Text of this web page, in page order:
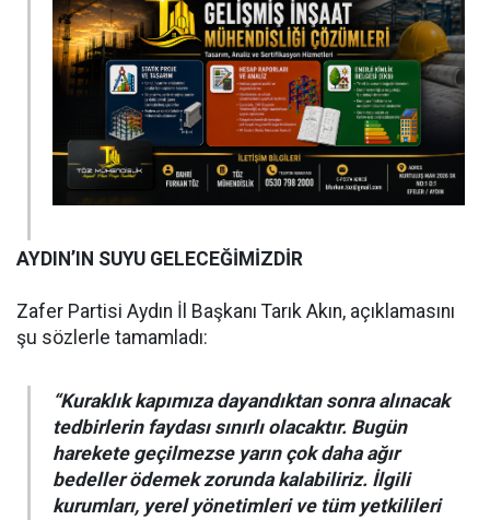
AYDIN’IN SUYU GELECEĞİMİZDİR
Zafer Partisi Aydın İl Başkanı Tarık Akın, açıklamasını
şu sözlerle tamamladı:
“Kuraklık kapımıza dayandıktan sonra alınacak
tedbirlerin faydası sınırlı olacaktır. Bugün
harekete geçilmezse yarın çok daha ağır
bedeller ödemek zorunda kalabiliriz. İlgili
kurumları, yerel yönetimleri ve tüm yetkilileri